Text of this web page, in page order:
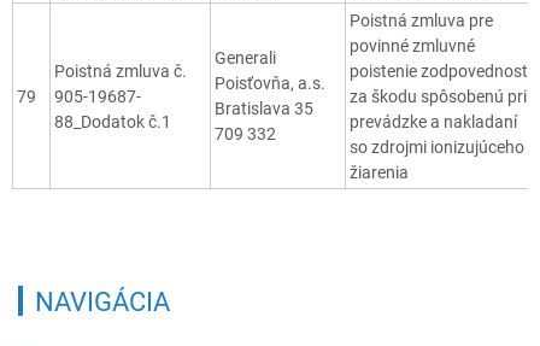
79
Poistná zmluva č.
905-19687-
88_Dodatok č.1
Generali
Poisťovňa, a.s.
Bratislava 35
709 332
Poistná zmluva pre
povinné zmluvné
poistenie zodpovednosti
za škodu spôsobenú pri
prevádzke a nakladaní
so zdrojmi ionizujúceho
žiarenia
NAVIGÁCIA